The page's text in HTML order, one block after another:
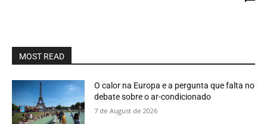
MOST READ
O calor na Europa e a pergunta que falta no
debate sobre o ar-condicionado
7 de August de 2026